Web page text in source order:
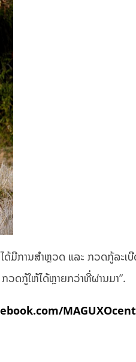
ດ້ມີການສຳຫຼວດ ແລະ ກວດກູ້ລ
ວດກູ້ໃຫ້ໄດ້ຫຼາຍກວ່າທີ່ຜ່ານມາ”.